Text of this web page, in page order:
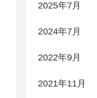
2025年7月
2024年7月
2022年9月
2021年11月